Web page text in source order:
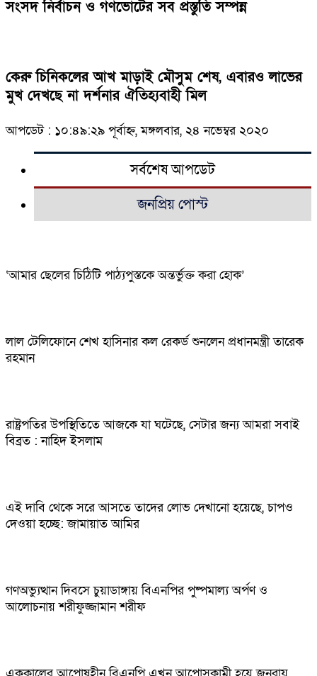
সংসদ নির্বাচন ও গণভোটের সব প্রস্তুতি সম্পন্ন
কেরু চিনিকলের আখ মাড়াই মৌসুম শেষ, এবারও লাভের
মুখ দেখছে না দর্শনার ঐতিহ্যবাহী মিল
আপডেট : ১০:৪৯:২৯ পূর্বাহ্ন, মঙ্গলবার, ২৪ নভেম্বর ২০২০
সর্বশেষ আপডেট
জনপ্রিয় পোস্ট
‘আমার ছেলের চিঠিটি পাঠ্যপুস্তকে অন্তর্ভুক্ত করা হোক’
লাল টেলিফোনে শেখ হাসিনার কল রেকর্ড শুনলেন প্রধানমন্ত্রী তারেক
রহমান
রাষ্ট্রপতির উপস্থিতিতে আজকে যা ঘটেছে, সেটার জন্য আমরা সবাই
বিব্রত : নাহিদ ইসলাম
এই দাবি থেকে সরে আসতে তাদের লোভ দেখানো হয়েছে, চাপও
দেওয়া হচ্ছে: জামায়াত আমির
গণঅভ্যুত্থান দিবসে চুয়াডাঙ্গায় বিএনপির পুষ্পমাল্য অর্পণ ও
আলোচনায় শরীফুজ্জামান শরীফ